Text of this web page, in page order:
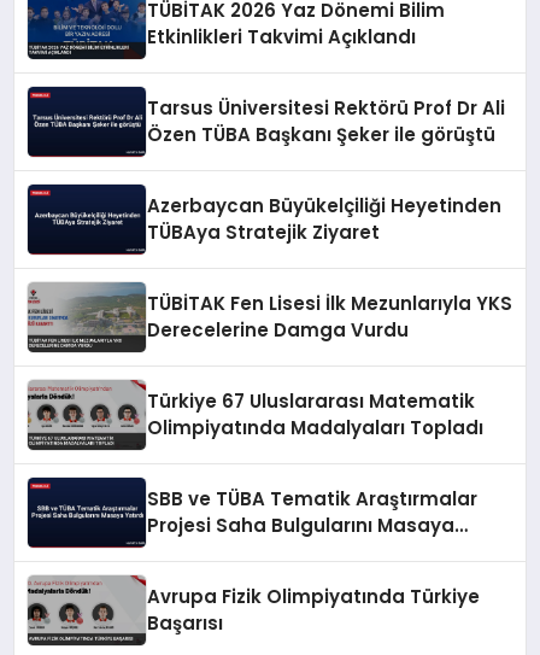
TÜBİTAK 2026 Yaz Dönemi Bilim
Etkinlikleri Takvimi Açıklandı
Tarsus Üniversitesi Rektörü Prof Dr Ali
Özen TÜBA Başkanı Şeker ile görüştü
Azerbaycan Büyükelçiliği Heyetinden
TÜBAya Stratejik Ziyaret
TÜBİTAK Fen Lisesi İlk Mezunlarıyla YKS
Derecelerine Damga Vurdu
Türkiye 67 Uluslararası Matematik
Olimpiyatında Madalyaları Topladı
SBB ve TÜBA Tematik Araştırmalar
Projesi Saha Bulgularını Masaya
Avrupa Fizik Olimpiyatında Türkiye
Başarısı